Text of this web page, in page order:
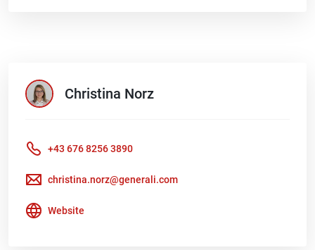
Christina Norz
+43 676 8256 3890
christina.norz@generali.com
Website